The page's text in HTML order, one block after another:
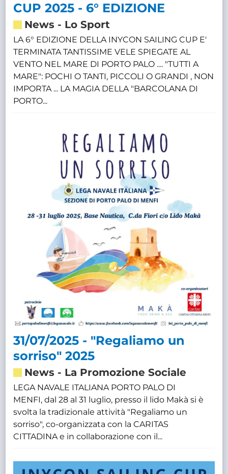
CUP 2025 - 6° EDIZIONE
News - Lo Sport
LA 6° EDIZIONE DELLA INYCON SAILING CUP E'
TERMINATA TANTISSIME VELE SPIEGATE AL
VENTO NEL MARE DI PORTO PALO .... "TUTTI A
MARE": POCHI O TANTI, PICCOLI O GRANDI , NON
IMPORTA ... LA MAGIA DELLA "BARCOLANA DI
PORTO...
31/07/2025 - "Regaliamo un
sorriso" 2025
News - La Promozione Sociale
LEGA NAVALE ITALIANA PORTO PALO DI
MENFI, dal 28 al 31 luglio, presso il lido Makà si è
svolta la tradizionale attività "Regaliamo un
sorriso", co-organizzata con la CARITAS
CITTADINA e in collaborazione con il...